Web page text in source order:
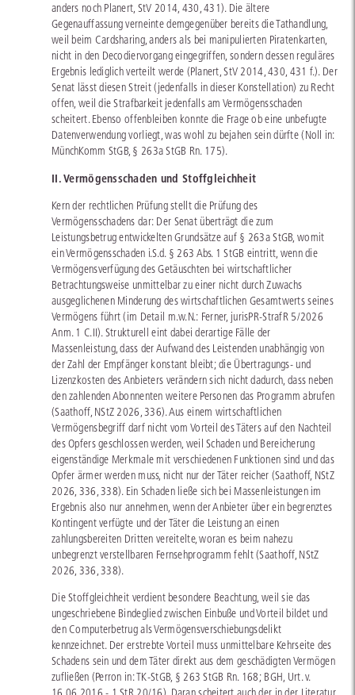
anders noch Planert, StV 2014, 430, 431). Die ältere
Gegenauffassung verneinte demgegenüber bereits die Tathandlung,
weil beim Cardsharing, anders als bei manipulierten Piratenkarten,
nicht in den Decodiervorgang eingegriffen, sondern dessen reguläres
Ergebnis lediglich verteilt werde (Planert, StV 2014, 430, 431 f.). Der
Senat lässt diesen Streit (jedenfalls in dieser Konstellation) zu Recht
offen, weil die Strafbarkeit jedenfalls am Vermögensschaden
scheitert. Ebenso offenbleiben konnte die Frage ob eine unbefugte
Datenverwendung vorliegt, was wohl zu bejahen sein dürfte (Noll in:
MünchKomm StGB, § 263a StGB Rn. 175).
II. Vermögensschaden und Stoffgleichheit
Kern der rechtlichen Prüfung stellt die Prüfung des
Vermögensschadens dar: Der Senat überträgt die zum
Leistungsbetrug entwickelten Grundsätze auf § 263a StGB, womit
ein Vermögensschaden i.S.d. § 263 Abs. 1 StGB eintritt, wenn die
Vermögensverfügung des Getäuschten bei wirtschaftlicher
Betrachtungsweise unmittelbar zu einer nicht durch Zuwachs
ausgeglichenen Minderung des wirtschaftlichen Gesamtwerts seines
Vermögens führt (im Detail m.w.N.: Ferner, jurisPR-StrafR 5/2026
Anm. 1 C.II). Strukturell eint dabei derartige Fälle der
Massenleistung, dass der Aufwand des Leistenden unabhängig von
der Zahl der Empfänger konstant bleibt; die Übertragungs- und
Lizenzkosten des Anbieters verändern sich nicht dadurch, dass neben
den zahlenden Abonnenten weitere Personen das Programm abrufen
(Saathoff, NStZ 2026, 336). Aus einem wirtschaftlichen
Vermögensbegriff darf nicht vom Vorteil des Täters auf den Nachteil
des Opfers geschlossen werden, weil Schaden und Bereicherung
eigenständige Merkmale mit verschiedenen Funktionen sind und das
Opfer ärmer werden muss, nicht nur der Täter reicher (Saathoff, NStZ
2026, 336, 338). Ein Schaden ließe sich bei Massenleistungen im
Ergebnis also nur annehmen, wenn der Anbieter über ein begrenztes
Kontingent verfügte und der Täter die Leistung an einen
zahlungsbereiten Dritten vereitelte, woran es beim nahezu
unbegrenzt verstellbaren Fernsehprogramm fehlt (Saathoff, NStZ
2026, 336, 338).
Die Stoffgleichheit verdient besondere Beachtung, weil sie das
ungeschriebene Bindeglied zwischen Einbuße und Vorteil bildet und
den Computerbetrug als Vermögensverschiebungsdelikt
kennzeichnet. Der erstrebte Vorteil muss unmittelbare Kehrseite des
Schadens sein und dem Täter direkt aus dem geschädigten Vermögen
zufließen (Perron in: TK-StGB, § 263 StGB Rn. 168; BGH, Urt. v.